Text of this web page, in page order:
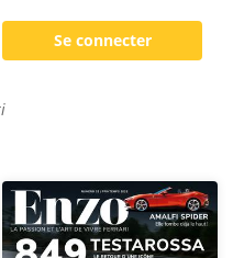
Se connecter